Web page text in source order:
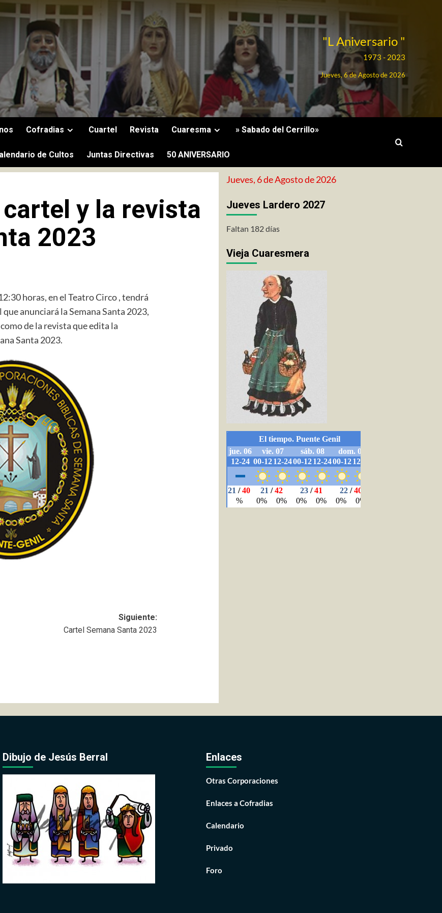
"L Aniversario "
1973 - 2023
Jueves, 6 de Agosto de 2026
Cofradias Cuartel Revista Cuaresma » Sabado del Cerrillo»
de Cultos Juntas Directivas 50 ANIVERSARIO
y la revista
2023
horas, en el Teatro Circo , tendrá
anunciará la Semana Santa 2023,
de la revista que edita la
Santa 2023.
Siguiente:
Cartel Semana Santa 2023
Jueves, 6 de Agosto de 2026
Jueves Lardero 2027
Faltan 182 días
Vieja Cuaresmera
Dibujo de Jesús Berral Enlaces
Otras Corporaciones
Enlaces a Cofradias
Calendario
Privado
Foro